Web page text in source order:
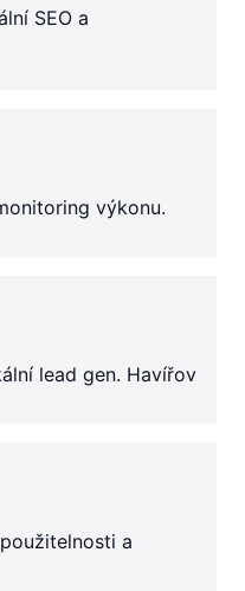
SEO a
výkonu.
lead gen. Havířov
a